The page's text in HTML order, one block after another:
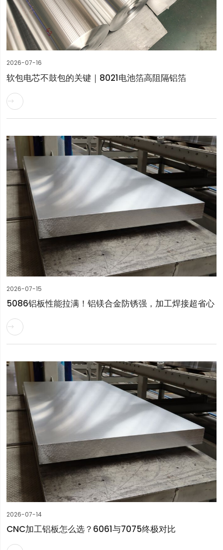
2026-07-16
软包电芯不鼓包的关键｜8021电池箔高阻隔铝箔

2026-07-15
5086铝板性能拉满！铝镁合金防锈强，加工焊接超省心

2026-07-14
CNC加工铝板怎么选？6061与7075终极对比